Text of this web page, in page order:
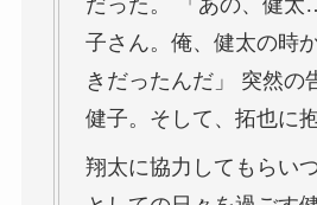
子さん。俺、健太の時
きだったんだ」 突然の
健子。そして、拓也に
翔太に協力してもらい